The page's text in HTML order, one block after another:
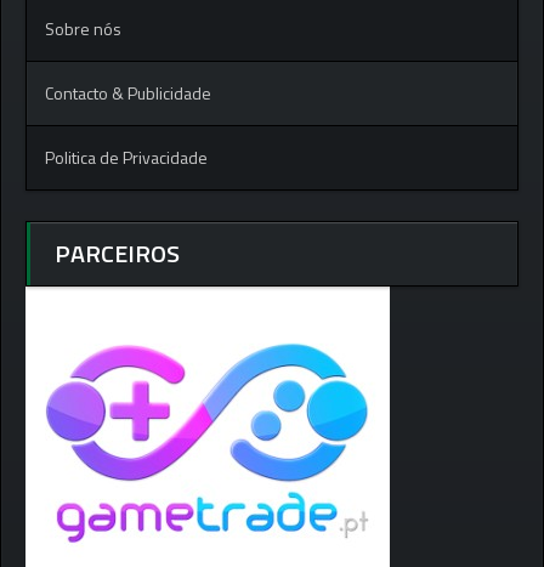
Sobre nós
Contacto & Publicidade
Politica de Privacidade
PARCEIROS